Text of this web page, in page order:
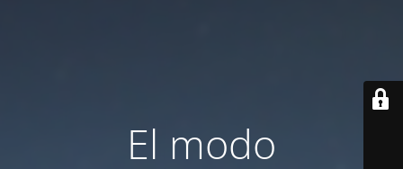
El modo